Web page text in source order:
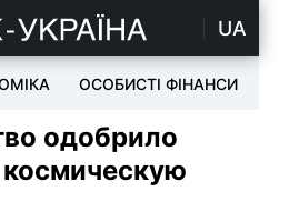
UA
ОСОБИСТІ ФІНАНСИ
одобрило